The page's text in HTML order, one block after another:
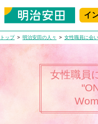
イ
新規プレエントリー
トップ
生保の学校
明治安田について
トップ 明治安田の人々 女性職員に会
女性職員